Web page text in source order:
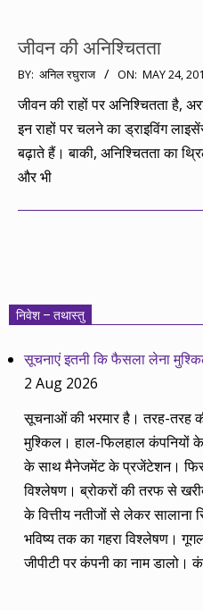
जीवन की अनिश्चितता
2010-
05-
BY: अनिल रघुराज ON: MAY 24,
जीवन की राहों पर अनिश्चितता है,
इन राहों पर चलने का ड्राइविंग
बढ़ाते हैं। बाकी, अनिश्चितता का
और भी
निवेश – तथास्तु
सूचनाएं इतनी कि फैसला लेना
2 Aug 2026
सूचनाओं की भरमार है। तरह-तरह
मुश्किल। हाल-फिलहाल कंपनियों
के साथ मैनेजमेंट के प्रजेंटेशन। फिर
विश्लेषण। ब्रोकरों की तरफ से
के वित्तीय नतीजों से लेकर सालाना
भविष्य तक का गहरा विश्लेषण।
जीपीटी पर कंपनी का नाम डालो।